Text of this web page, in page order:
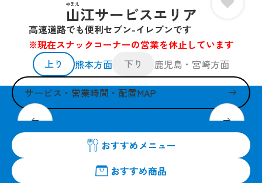
山江サービスエリア
やまえ
高速道路でも便利セブン-イレブンです
※現在スナックコーナーの営業を休止しています
上り
熊本方面 下り 鹿児島・宮崎方面
サービス・営業時間・配置MAP
皆さまのお越しを24時間営業でお待ちしています。
おすすめメニュー
おすすめ商品